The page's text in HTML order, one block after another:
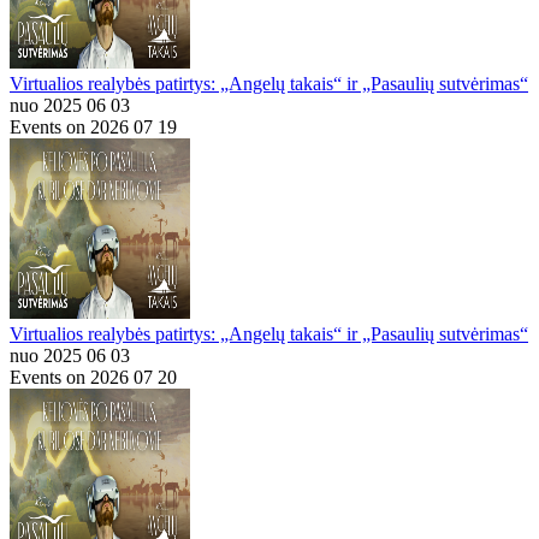
Virtualios realybės patirtys: „Angelų takais“ ir „Pasaulių sutvėrimas“
nuo 2025 06 03
Events on 2026 07 19
Virtualios realybės patirtys: „Angelų takais“ ir „Pasaulių sutvėrimas“
nuo 2025 06 03
Events on 2026 07 20